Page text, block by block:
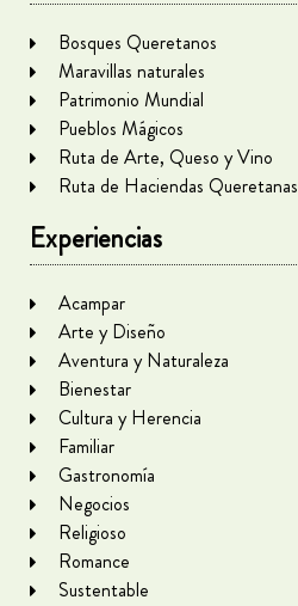
Bosques Queretanos
Maravillas naturales
Patrimonio Mundial
Pueblos Mágicos
Ruta de Arte, Queso y Vino
Ruta de Haciendas Queretanas
Experiencias
Acampar
Arte y Diseño
Aventura y Naturaleza
Bienestar
Cultura y Herencia
Familiar
Gastronomía
Negocios
Religioso
Romance
Sustentable